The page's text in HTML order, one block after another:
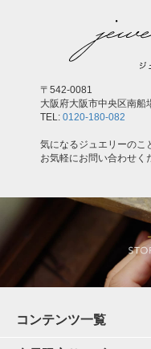
〒542-0081
大阪府大阪市中央区南船
TEL: 0120-180-082
気になるジュエリーのこ
お気軽にお問い合わせく
コンテンツ一覧